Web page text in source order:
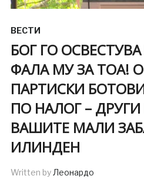
ВЕСТИ
БОГ ГО
ФАЛА МУ ЗА ТОА!
ПАРТИСКИ
ПО НАЛОГ –
ВАШИТЕ МАЛИ
ИЛИНДЕН
Written byЛеонардо